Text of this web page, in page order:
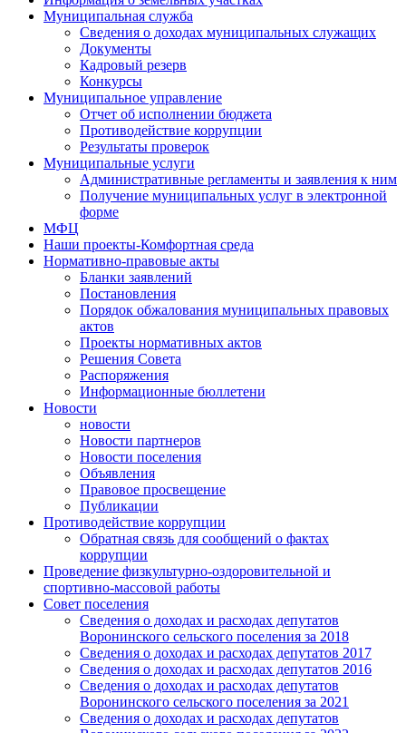
Муниципальная служба
Сведения о доходах муниципальных служащих
Документы
Кадровый резерв
Конкурсы
Муниципальное управление
Отчет об исполнении бюджета
Противодействие коррупции
Результаты проверок
Муниципальные услуги
Административные регламенты и заявления к ним
Получение муниципальных услуг в электронной
форме
МФЦ
Наши проекты-Комфортная среда
Нормативно-правовые акты
Бланки заявлений
Постановления
Порядок обжалования муниципальных правовых
актов
Проекты нормативных актов
Решения Совета
Распоряжения
Информационные бюллетени
Новости
новости
Новости партнеров
Новости поселения
Объявления
Правовое просвещение
Публикации
Противодействие коррупции
Обратная связь для сообщений о фактах
коррупции
Проведение физкультурно-оздоровительной и
спортивно-массовой работы
Совет поселения
Сведения о доходах и расходах депутатов
Воронинского сельского поселения за 2018
Сведения о доходах и расходах депутатов 2017
Сведения о доходах и расходах депутатов 2016
Сведения о доходах и расходах депутатов
Воронинского сельского поселения за 2021
Сведения о доходах и расходах депутатов